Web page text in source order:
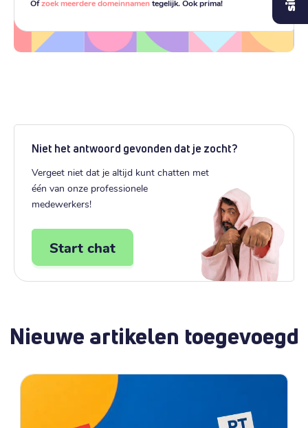
Ofzoek meerdere domeinnamentegelijk. Ook prima!
Niet het antwoord gevonden dat je zocht?
Vergeet niet dat je altijd kunt chatten met
één van onze professionele
medewerkers!
Start chat
Nieuwe artikelen toegevoegd